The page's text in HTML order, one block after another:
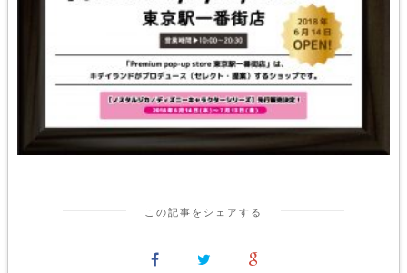
この記事をシェアする